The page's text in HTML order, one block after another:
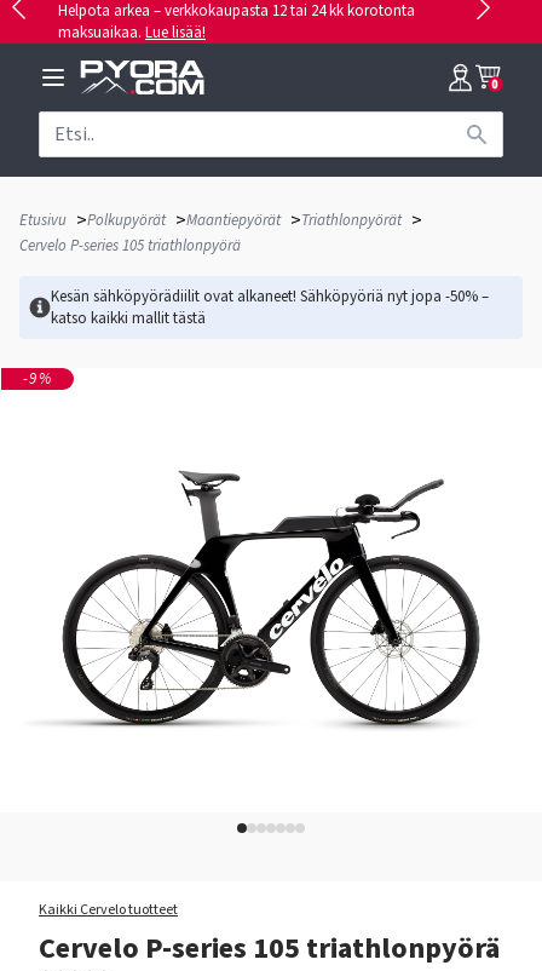
Helpota arkea – verkkokaupasta 12 tai 24 kk korotonta
maksuaikaa. Lue lisää!
0
Etusivu >Polkupyörät >Maantiepyörät >Triathlonpyörät >
Cervelo P-series 105 triathlonpyörä
Kesän sähköpyörädiilit ovat alkaneet! Sähköpyöriä nyt jopa -50% –
katso kaikki mallittästä
-9%
Kaikki Cervelo tuotteet
Cervelo P-series 105 triathlonpyörä